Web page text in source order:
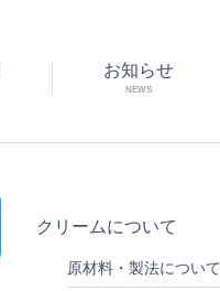
お知らせ
NEWS
クリームについて
原材料・製法について